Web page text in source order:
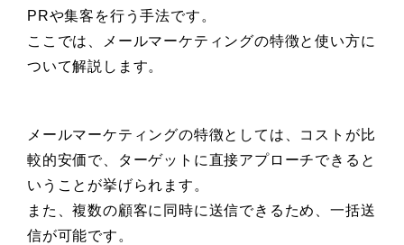
PRや集客を行う手法です。
ここでは、メールマーケティングの特徴と使い方に
ついて解説します。
メールマーケティングの特徴としては、コストが比
較的安価で、ターゲットに直接アプローチできると
いうことが挙げられます。
また、複数の顧客に同時に送信できるため、一括送
信が可能です。